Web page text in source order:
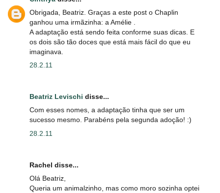
Obrigada, Beatriz. Graças a este post o Chaplin
ganhou uma irmãzinha: a Amélie .
A adaptação está sendo feita conforme suas dicas. E
os dois são tão doces que está mais fácil do que eu
imaginava.
28.2.11
Beatriz Levischi disse...
Com esses nomes, a adaptação tinha que ser um
sucesso mesmo. Parabéns pela segunda adoção! :)
28.2.11
Rachel disse...
Olá Beatriz,
Queria um animalzinho, mas como moro sozinha optei